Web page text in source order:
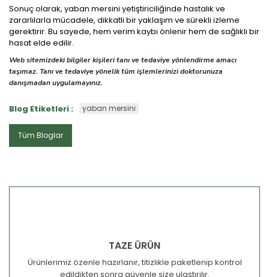
Sonuç olarak, yaban mersini yetiştiriciliğinde hastalık ve
zararlılarla mücadele, dikkatli bir yaklaşım ve sürekli izleme
gerektirir. Bu sayede, hem verim kaybı önlenir hem de sağlıklı bir
hasat elde edilir.
Web sitemizdeki bilgiler kişileri tanı ve tedaviye yönlendirme amacı
taşımaz. Tanı ve tedaviye yönelik tüm işlemlerinizi doktorunuza
danışmadan uygulamayınız.
Blog Etiketleri : yaban mersini
Tüm Bloglar
TAZE ÜRÜN
Ürünlerimiz özenle hazırlanır, titizlikle paketlenip kontrol
edildikten sonra güvenle size ulaştırılır.